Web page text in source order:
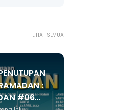
LIHAT SEMUA
:
#06...